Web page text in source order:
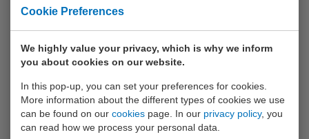
Cookie Preferences
We highly value your privacy, which is why we inform
you about cookies on our website.
In this pop-up, you can set your preferences for cookies.
More information about the different types of cookies we use
can be found on our cookies page. In our privacy policy, you
can read how we process your personal data.
Handleiding